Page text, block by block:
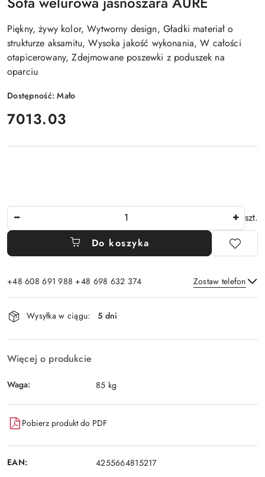
Piękny, żywy kolor, Wytworny design, Gładki materiał o
strukturze aksamitu, Wysoka jakość wykonania, W całości
otapicerowany, Zdejmowane poszewki z poduszek na
oparciu
Dostępność:Mało
cena:
7013.03
szt.
Do koszyka
+48 608 691 988 +48 698 632 374 Zostaw telefon
Dostępność
i
dostawa
Wysyłka w ciągu: 5 dni
Więcej o produkcie
Waga: 85 kg
Pobierz produkt do PDF
EAN: 4255664815217